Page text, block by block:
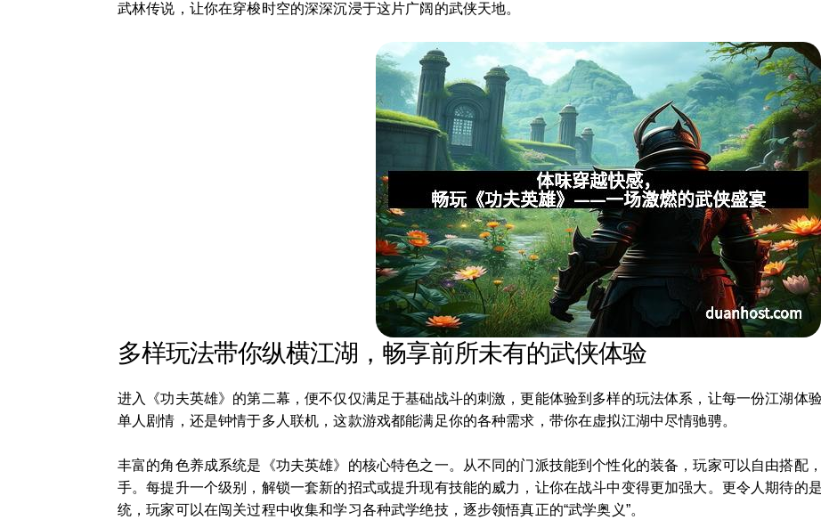
武林传说，让你在穿梭时空的深深沉浸于这片广阔的武侠天地。
多样玩法带你纵横江湖，畅享前所未有的武侠体验
进入《功夫英雄》的第二幕，便不仅仅满足于基础战斗的刺激，更能体验到多样的玩法体系，让每一份江湖体
单人剧情，还是钟情于多人联机，这款游戏都能满足你的各种需求，带你在虚拟江湖中尽情驰骋。
丰富的角色养成系统是《功夫英雄》的核心特色之一。从不同的门派技能到个性化的装备，玩家可以自由搭配
手。每提升一个级别，解锁一套新的招式或提升现有技能的威力，让你在战斗中变得更加强大。更令人期待的
统，玩家可以在闯关过程中收集和学习各种武学绝技，逐步领悟真正的“武学奥义”。